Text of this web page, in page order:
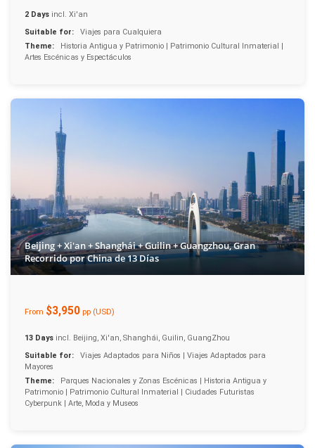
2 Days incl. Xi'an
Suitable for:
Viajes para Cualquiera
Theme:
Historia Antigua y Patrimonio | Patrimonio Cultural Inmaterial |
Artes Escénicas y Espectáculos
Beijing + Xi'an + Shanghái + Guilin + Guangzhou, Gran
Recorrido por China de 13 Días
From $3,950 pp (USD)
13 Days incl. Beijing, Xi'an, Shanghái, Guilin, GuangZhou
Suitable for:
Viajes Adaptados para Niños | Viajes Adaptados para
Mayores
Theme:
Parques Nacionales y Zonas Escénicas | Historia Antigua y
Patrimonio | Patrimonio Cultural Inmaterial | Ciudades Futuristas
Cyberpunk | Arte, Moda y Museos